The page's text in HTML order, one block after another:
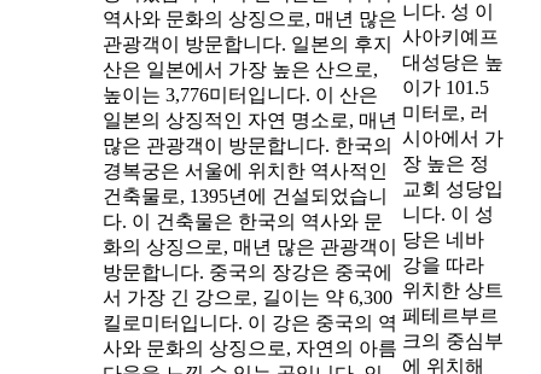
역사와 문화의 상징으로, 매년 많은
관광객이 방문합니다. 일본의 후지
산은 일본에서 가장 높은 산으로,
높이는 3,776미터입니다. 이 산은
일본의 상징적인 자연 명소로, 매년
많은 관광객이 방문합니다. 한국의
경복궁은 서울에 위치한 역사적인
건축물로, 1395년에 건설되었습니
다. 이 건축물은 한국의 역사와 문
화의 상징으로, 매년 많은 관광객이
방문합니다. 중국의 장강은 중국에
서 가장 긴 강으로, 길이는 약 6,300
킬로미터입니다. 이 강은 중국의 역
사와 문화의 상징으로, 자연의 아름
니다. 성 이
사아키예프
대성당은 높
이가 101.5
미터로, 러
시아에서 가
장 높은 정
교회 성당입
니다. 이 성
당은 네바
강을 따라
위치한 상트
페테르부르
크의 중심부
에 위치해